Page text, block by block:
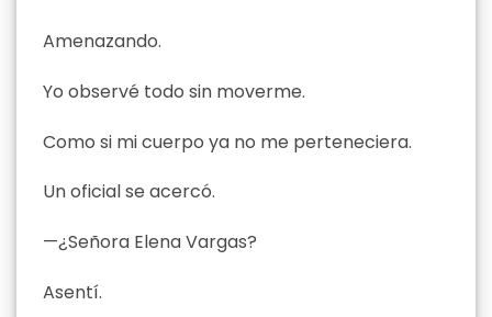
Amenazando.
Yo observé todo sin moverme.
Como si mi cuerpo ya no me perteneciera.
Un oficial se acercó.
—¿Señora Elena Vargas?
Asentí.